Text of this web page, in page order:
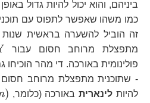
ביניהם, והוא יכול להיות גדול
כמו משהו שאפשר לתפוס עם
זה הוביל להשערה בראשית שנות
מתפצלת מרוחב חסום עבור
פולינומית באורכה. די מהר
- שתוכנית מתפצלת מרוחב חסום
להיות לינאריתבאורכה (כלומר,O\left(n\right)
)